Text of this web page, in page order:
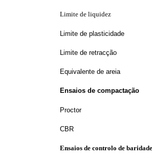
Limite de liquidez
Limite de plasticidade
Limite de retracção
Equivalente de areia
Ensaios de compactação
Proctor
CBR
Ensaios de controlo de